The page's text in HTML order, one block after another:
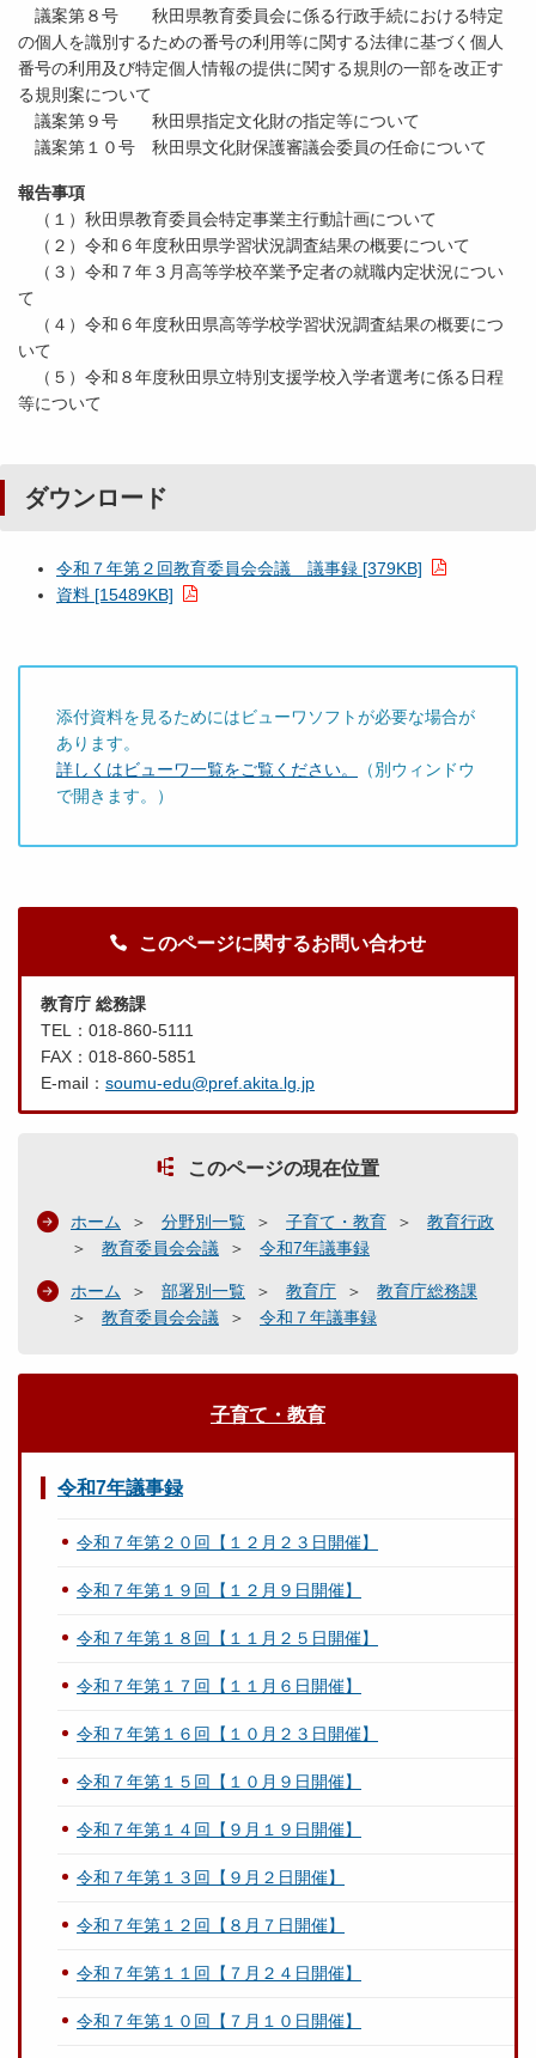
議案第８号 秋田県教育委員会に係る行政手続における特定
の個人を識別するための番号の利用等に関する法律に基づく個人
番号の利用及び特定個人情報の提供に関する規則の一部を改正す
る規則案について
議案第９号 秋田県指定文化財の指定等について
議案第１０号 秋田県文化財保護審議会委員の任命について
報告事項
（１）秋田県教育委員会特定事業主行動計画について
（２）令和６年度秋田県学習状況調査結果の概要について
（３）令和７年３月高等学校卒業予定者の就職内定状況につい
て
（４）令和６年度秋田県高等学校学習状況調査結果の概要につ
いて
（５）令和８年度秋田県立特別支援学校入学者選考に係る日程
等について
ダウンロード
令和７年第２回教育委員会会議 議事録 [379KB]
資料 [15489KB]
添付資料を見るためにはビューワソフトが必要な場合が
あります。
詳しくはビューワ一覧をご覧ください。
（別ウィンドウ
で開きます。）
このページに関するお問い合わせ
教育庁 総務課
TEL：018-860-5111
FAX：018-860-5851
E-mail： soumu-edu@pref.akita.lg.jp
このページの現在位置
ホーム 分野別一覧 子育て・教育
教育行政
教育委員会会議
令和7年議事録
ホーム 部署別一覧 教育庁
教育庁総務課
教育委員会会議
令和７年議事録
子育て・教育
令和7年議事録
令和７年第２０回【１２月２３日開催】
令和７年第１９回【１２月９日開催】
令和７年第１８回【１１月２５日開催】
令和７年第１７回【１１月６日開催】
令和７年第１６回【１０月２３日開催】
令和７年第１５回【１０月９日開催】
令和７年第１４回【９月１９日開催】
令和７年第１３回【９月２日開催】
令和７年第１２回【８月７日開催】
令和７年第１１回【７月２４日開催】
令和７年第１０回【７月１０日開催】